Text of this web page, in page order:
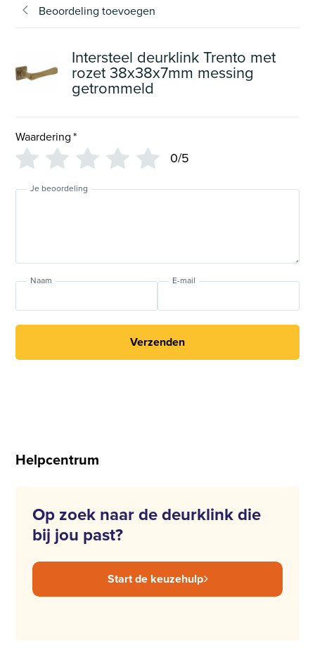
Beoordeling toevoegen
Intersteel deurklink Trento met
rozet 38x38x7mm messing
getrommeld
Waardering *
0/5
Je beoordeling
Naam E-mail
Verzenden
Helpcentrum
Op zoek naar de deurklink die
bij jou past?
Start de keuzehulp